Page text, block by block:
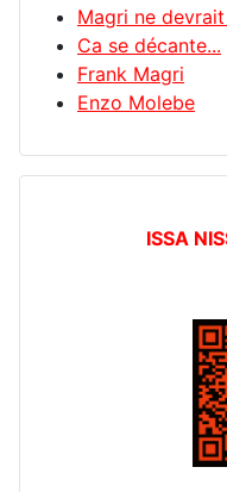
Magri ne
Ca se décante...
Frank Magri
Enzo Molebe
ISSA